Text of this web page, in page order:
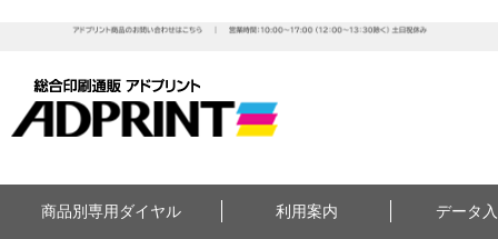
商品別専用ダイヤル 利用案内 データ